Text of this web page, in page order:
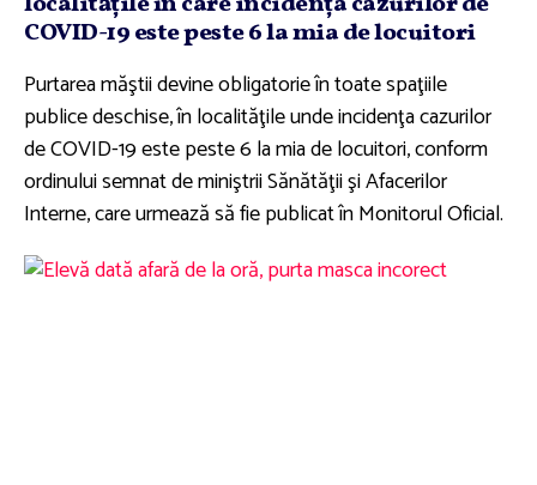
COVID-19 este peste 6 la mia de locuitori
Purtarea măştii devine obligatorie în toate spaţiile
publice deschise, în localităţile unde incidenţa cazurilor
de COVID-19 este peste 6 la mia de locuitori, conform
ordinului semnat de miniştrii Sănătăţii şi Afacerilor
Interne, care urmează să fie publicat în Monitorul Oficial.